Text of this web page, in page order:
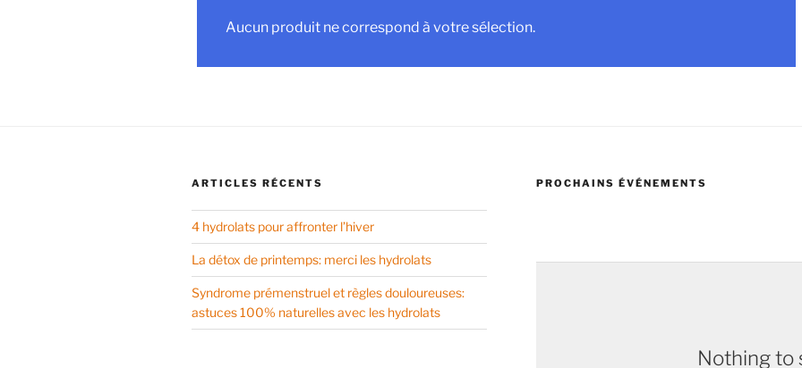
Aucun produit ne correspond à votre sélection.
ARTICLES RÉCENTS
4 hydrolats pour affronter l’hiver
La détox de printemps: merci les hydrolats
Syndrome prémenstruel et règles douloureuses:
astuces 100% naturelles avec les hydrolats
PROCHAINS ÉVÉNEMENTS
Nothing to